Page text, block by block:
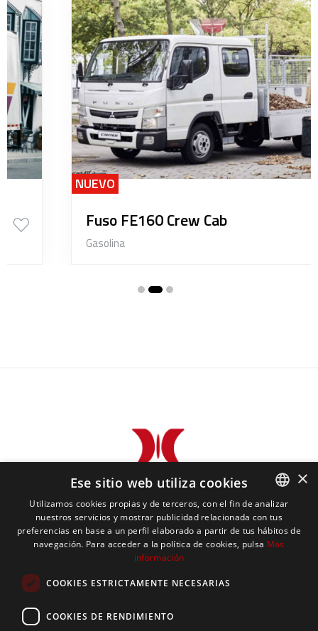
NUEVO
Fuso FE160 Crew Cab
CATALAN
SPANISH
×
Ese sitio web utiliza cookies
Utilizamos cookies propias y de terceros, con el fin de analizar
nuestros servicios y mostrar publicidad relacionada con tus
preferencias en base a un perfil elaborado a partir de tus hábitos de
navegación. Para acceder a la política de cookies, pulsa Más
información
COOKIES ESTRICTAMENTE NECESARIAS
COOKIES DE RENDIMIENTO